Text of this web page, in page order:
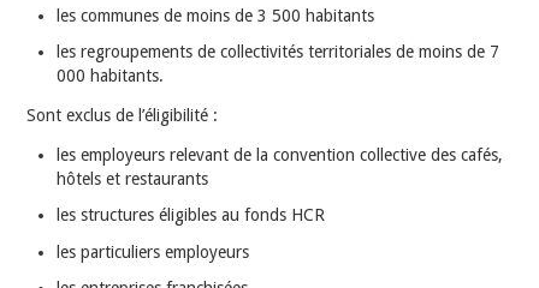
les communes de moins de 3 500 habitants
les regroupements de collectivités territoriales de moins de 7
000 habitants.
Sont exclus de l’éligibilité :
les employeurs relevant de la convention collective des cafés,
hôtels et restaurants
les structures éligibles au fonds HCR
les particuliers employeurs